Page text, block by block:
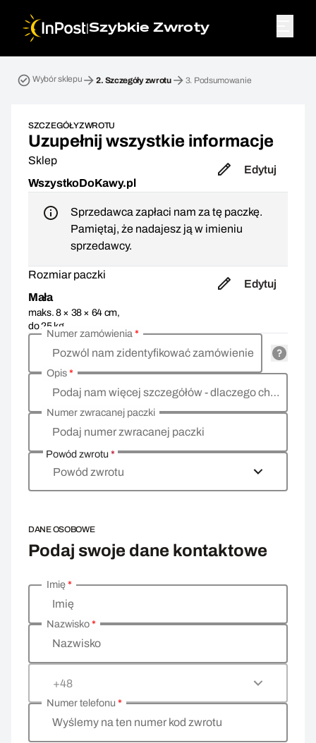
|Szybkie Zwroty
Wybór sklepu 2. Szczegóły zwrotu 3. Podsumowanie
SZCZEGÓŁY ZWROTU
Uzupełnij wszystkie informacje
Sklep
WszystkoDoKawy.pl
Edytuj
Sprzedawca zapłaci nam za tę paczkę.
Pamiętaj, że nadajesz ją w imieniu
sprzedawcy.
Rozmiar paczki
Mała
maks. 8 × 38 × 64 cm,
do 25 kg
Edytuj
Pozwól nam zidentyfikować zamówienie
Numer zamówienia*
Podaj nam więcej szczegółów - dlaczego chcesz zwrócić towar, co jest powodem?
Opis*
Podaj numer zwracanej paczki
Numer zwracanej paczki
Powód zwrotu*
Powód zwrotu
DANE OSOBOWE
Podaj swoje dane kontaktowe
Wprowadź swoje dane osobowe
Imię
Imię*
Nazwisko
Nazwisko*
+48
Wyślemy na ten numer kod zwrotu
Numer telefonu *